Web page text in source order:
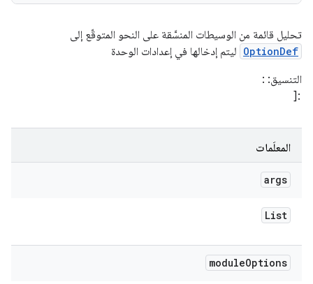
تحليل قائمة من الوسيطات المنسَّقة على النحو المتوقّع إلى
OptionDef ليتم إدخالها في إعدادات الوحدة
التنسيق: :
المعلَمات
args
List
moduleOptions